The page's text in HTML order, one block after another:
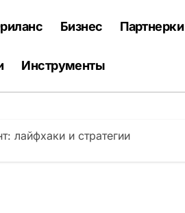
Бизнес Партнерки
Инструменты
лайфхаки и стратегии